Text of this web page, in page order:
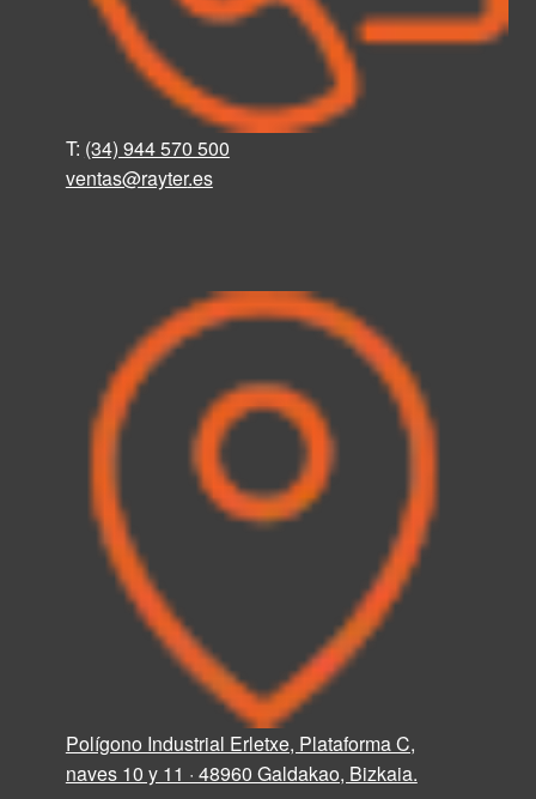
T: (34) 944 570 500
ventas@rayter.es
Polígono Industrial Erletxe, Plataforma C,
naves 10 y 11 · 48960 Galdakao, Bizkaia.